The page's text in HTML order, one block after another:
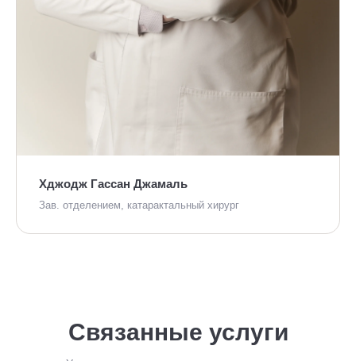
Хджодж Гассан Джамаль
Зав. отделением, катарактальный хирург
Связанные услуги